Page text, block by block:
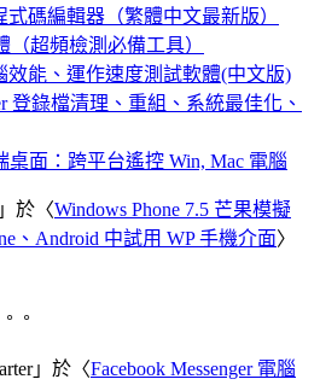
式碼編輯器（繁體中文最新版）
超頻檢測必備工具）
效能、運作速度測試軟體(中文版)
登錄檔清理、重組、系統最佳化、
桌面：跨平台遙控 Win, Mac 電腦
」於〈Windows Phone 7.5 芒果模擬
、Android 中試用 WP 手機介面〉
。
」於〈Facebook Messenger 電腦